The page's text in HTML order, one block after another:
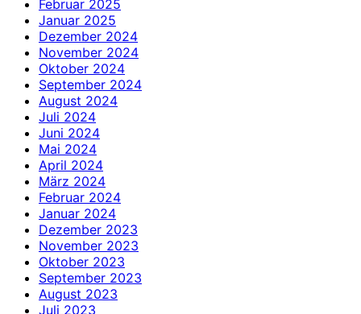
Februar 2025
Januar 2025
Dezember 2024
November 2024
Oktober 2024
September 2024
August 2024
Juli 2024
Juni 2024
Mai 2024
April 2024
März 2024
Februar 2024
Januar 2024
Dezember 2023
November 2023
Oktober 2023
September 2023
August 2023
Juli 2023